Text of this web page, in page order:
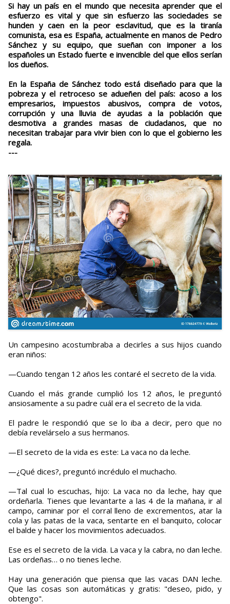
Si hay un país en el mundo que necesita aprender que el
esfuerzo es vital y que sin esfuerzo las sociedades se
hunden y caen en la peor esclavitud, que es la tiranía
comunista, esa es España, actualmente en manos de Pedro
Sánchez y su equipo, que sueñan con imponer a los
españoles un Estado fuerte e invencible del que ellos serían
los dueños.
En la España de Sánchez todo está diseñado para que la
pobreza y el retroceso se adueñen del país: acoso a los
empresarios, impuestos abusivos, compra de votos,
corrupción y una lluvia de ayudas a la población que
desmotiva a grandes masas de ciudadanos, que no
necesitan trabajar para vivir bien con lo que el gobierno les
regala.
---
Un campesino acostumbraba a decirles a sus hijos cuando
eran niños:
—Cuando tengan 12 años les contaré el secreto de la vida.
Cuando el más grande cumplió los 12 años, le preguntó
ansiosamente a su padre cuál era el secreto de la vida.
El padre le respondió que se lo iba a decir, pero que no
debía revelárselo a sus hermanos.
—El secreto de la vida es este: La vaca no da leche.
—¿Qué dices?, preguntó incrédulo el muchacho.
—Tal cual lo escuchas, hijo: La vaca no da leche, hay que
ordeñarla. Tienes que levantarte a las 4 de la mañana, ir al
campo, caminar por el corral lleno de excrementos, atar la
cola y las patas de la vaca, sentarte en el banquito, colocar
el balde y hacer los movimientos adecuados.
Ese es el secreto de la vida. La vaca y la cabra, no dan leche.
Las ordeñas… o no tienes leche.
Hay una generación que piensa que las vacas DAN leche.
Que las cosas son automáticas y gratis: "deseo, pido, y
obtengo".